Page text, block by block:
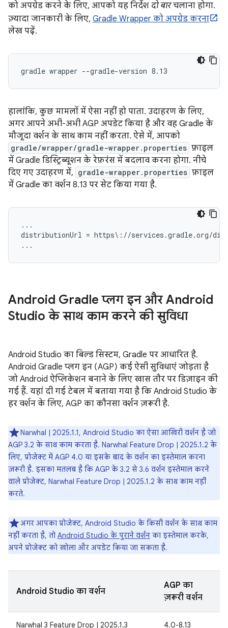
को अपग्रेड करने के लिए, आपको यह निर्देश दो बारचलाना होगा.
ज़्यादा जानकारी के लिए, Gradle Wrapper को अपग्रेड करना
लेख पढ़ें.
हालांकि, कुछ मामलों में ऐसा नहीं हो पाता. उदाहरण के लिए,
अगर आपने अभी-अभी AGP अपडेट किया है और वह Gradle के
मौजूदा वर्शन के साथ काम नहीं करता. ऐसे में, आपको
gradle/wrapper/gradle-wrapper.properties फ़ाइल
में Gradle डिस्ट्रिब्यूशन के रेफ़रंस में बदलाव करना होगा. नीचे
दिए गए उदाहरण में, gradle-wrapper.properties फ़ाइल
में Gradle का वर्शन 8.13 पर सेट किया गया है.
...
distributionUrl = https\://services.gradle.org/
Android Gradle प्लग इन और Android
Studio के साथ काम करने की सुविधा
Android Studio का बिल्ड सिस्टम, Gradle पर आधारित है.
Android Gradle प्लग इन (AGP) कई ऐसी सुविधाएं जोड़ता है
जो Android ऐप्लिकेशन बनाने के लिए खास तौर पर डिज़ाइन की
गई हैं. यहां दी गई टेबल में बताया गया है कि Android Studio के
हर वर्शन के लिए, AGP का कौनसा वर्शन ज़रूरी है.
Narwhal | 2025.1.1, Android Studio का ऐसा आखिरी वर्शन है जो
AGP 3.2 के साथ काम करता है. Narwhal Feature Drop | 2025.1.2 के
लिए, प्रोजेक्ट में AGP 4.0 या इसके बाद के वर्शन का इस्तेमाल करना
ज़रूरी है. इसका मतलब है कि AGP के 3.2 से 3.6 वर्शन इस्तेमाल करने
वाले प्रोजेक्ट, Narwhal Feature Drop | 2025.1.2 के साथ काम नहीं
करते.
अगर आपका प्रोजेक्ट, Android Studio के किसी वर्शन के साथ काम
नहीं करता है, तो Android Studio के पुराने वर्शन का इस्तेमाल करके,
अपने प्रोजेक्ट को खोला और अपडेट किया जा सकता है.
Android Studio का वर्शन
AGP का
ज़रूरी वर्शन
Narwhal 3 Feature Drop | 2025.1.3 4.0-8.13